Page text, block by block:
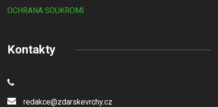
OCHRANA SOUKROMÍ
Kontakty
redakce@zdarskevrchy.cz